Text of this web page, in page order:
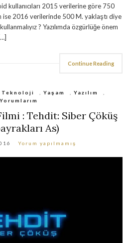
kullanıcıları 2015 verilerine göre 750
ise 2016 verilerinde 500 M. yaklaştı diye
? Yazılımda özgürlüğe önem
Continue Reading
Teknoloji Yaşam Yazılım
Yorumlarım
: Tehdit: Siber Çöküş
As)
Yorum yapılmamış